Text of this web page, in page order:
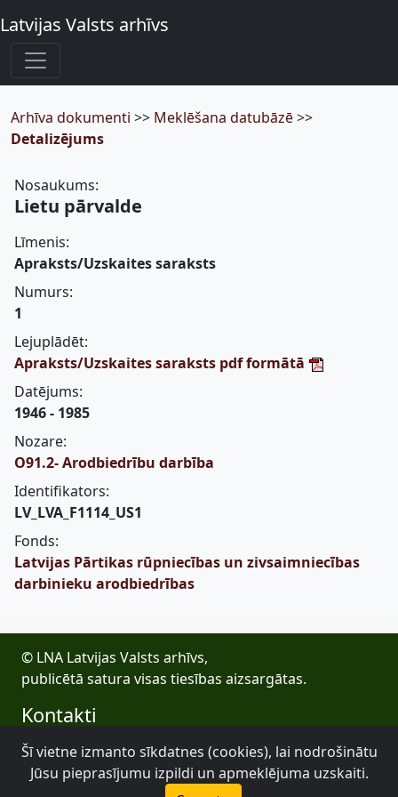
Latvijas Valsts arhīvs
Arhīva dokumenti >> Meklēšana datubāzē>>
Detalizējums
Nosaukums:
Lietu pārvalde
Līmenis:
Apraksts/Uzskaites saraksts
Numurs:
1
Lejuplādēt:
Apraksts/Uzskaites saraksts pdf formātā
Datējums:
1946 - 1985
Nozare:
O91.2- Arodbiedrību darbība
Identifikators:
LV_LVA_F1114_US1
Fonds:
Latvijas Pārtikas rūpniecības un zivsaimniecības
darbinieku arodbiedrības
© LNA Latvijas Valsts arhīvs,
publicētā satura visas tiesības aizsargātas.
Kontakti
E-pasts: lva@arhivi.gov.lv
Tālrunis: +371 20027447
Bezdelīgu 1A, Rīga
Šī vietne izmanto sīkdatnes (cookies), lai nodrošinātu
Jūsu pieprasījumu izpildi un apmeklējuma uzskaiti.